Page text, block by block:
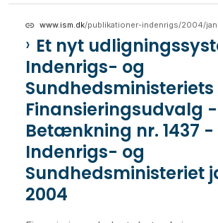
www.ism.dk/publikationer-indenrigs/2004/januar/et-nyt-udligningssystem-indenrigs-og-sundhedsministeriets-finansieringsudvalg-
Et nyt
Indenrigs- og
Sundhedsministeriets
Finansieringsudvalg -
Betænkning nr. 1437 -
Indenrigs- og
Sundhedsministeriet
2004